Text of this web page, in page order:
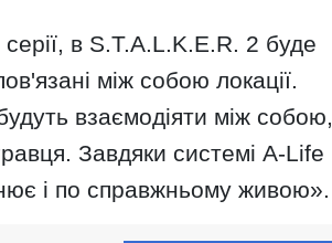
серії, в S.T.A.L.K.E.R. 2 буде
між собою локації.
взаємодіяти між собою,
Завдяки системі A-Life
і по справжньому живою».